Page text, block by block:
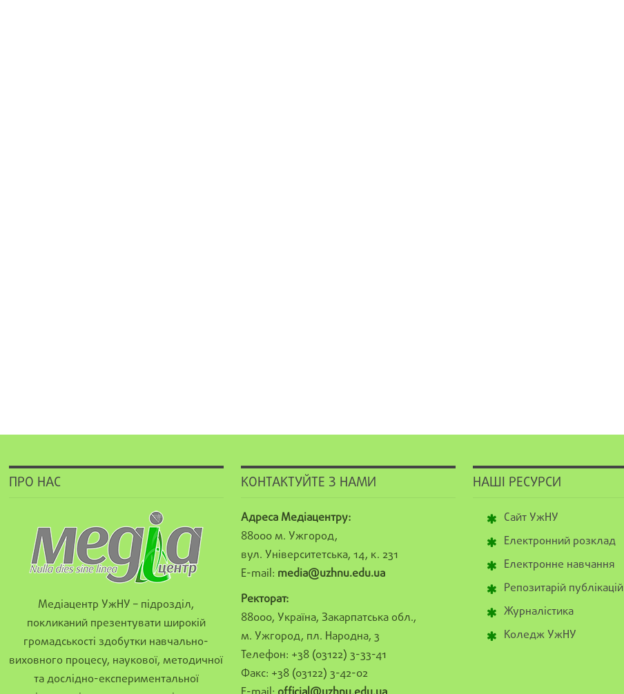
ПРО НАС
Медіацентр УжНУ – підрозділ,
покликаний презентувати широкій
громадськості здобутки навчально-
виховного процесу, наукової, методичної
та дослідно-експериментальної
КОНТАКТУЙТЕ З НАМИ
Адреса Медіацентру:
88000 м. Ужгород,
вул. Університетська, 14, к. 231
E-mail: media@uzhnu.edu.ua
Ректорат:
88000, Україна, Закарпатська обл.,
м. Ужгород, пл. Народна, 3
Телефон: +38 (03122) 3-33-41
Факс: +38 (03122) 3-42-02
НАШІ РЕСУРСИ
Сайт УжНУ
Електронний розклад
Електронне навчання
Репозитарій публікацій
Журналістика
Коледж УжНУ